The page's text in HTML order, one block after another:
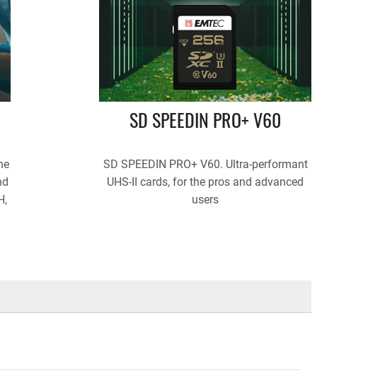
SD SPEEDIN PRO+ V60
SD SPEEDIN PRO+ V60. Ultra-performant
UHS-II cards, for the pros and advanced
users